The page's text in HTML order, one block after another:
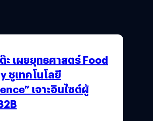
ะ เผยยุทธศาสตร์ Food
ชูเทคโนโลยี
เจาะอินไซต์ผู้